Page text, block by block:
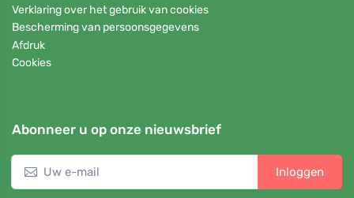
Verklaring over het gebruik van cookies
Bescherming van persoonsgegevens
Afdruk
Cookies
Abonneer u op onze nieuwsbrief
Inloggen